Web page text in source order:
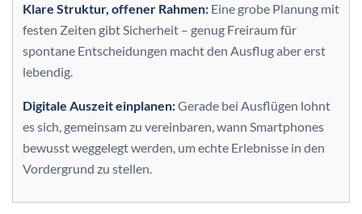
Klare Struktur, offener Rahmen: Eine grobe Planung mit
festen Zeiten gibt Sicherheit – genug Freiraum für
spontane Entscheidungen macht den Ausflug aber erst
lebendig.
Digitale Auszeit einplanen:Gerade bei Ausflügen lohnt
es sich, gemeinsam zu vereinbaren, wann Smartphones
bewusst weggelegt werden, um echte Erlebnisse in den
Vordergrund zu stellen.